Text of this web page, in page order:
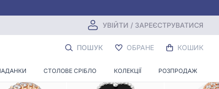
УВІЙТИ / ЗАРЕЄСТРУВАТИСЯ
ПОШУК ОБРАНЕ КОШИК
СТОЛОВЕ СРІБЛО КОЛЕКЦІЇ РОЗПРОДАЖ